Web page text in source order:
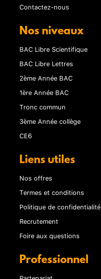
Contactez-nous
Nos niveaux
BAC Libre Scientifique
BAC Libre Lettres
2ème Année BAC
1ère Année BAC
Tronc commun
3ème Année collège
CE6
Liens utiles
Nos offres
Termes et conditions
Politique de confidentialité
Recrutement
Foire aux questions
Professionnel